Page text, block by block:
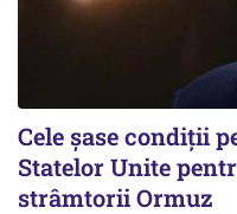
Cele șase condiții
Statelor Unite
strâmtorii Ormuz